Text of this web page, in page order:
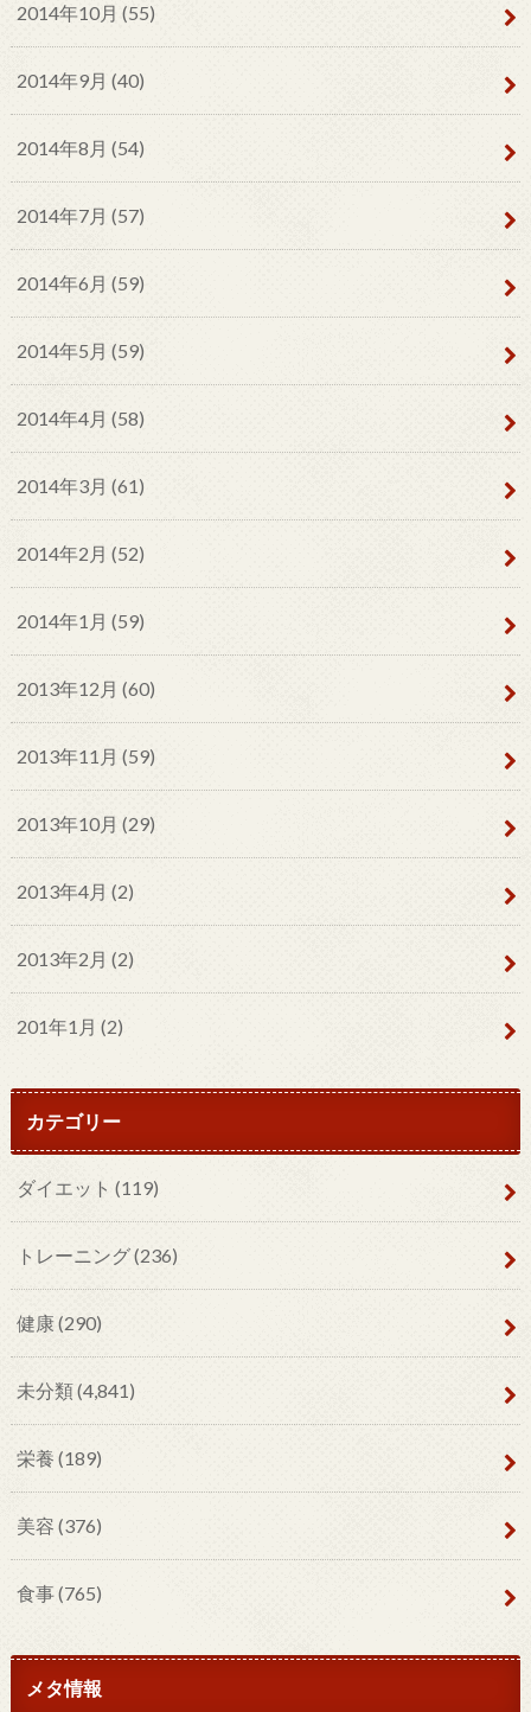
2014年10月 (55)
2014年9月 (40)
2014年8月 (54)
2014年7月 (57)
2014年6月 (59)
2014年5月 (59)
2014年4月 (58)
2014年3月 (61)
2014年2月 (52)
2014年1月 (59)
2013年12月 (60)
2013年11月 (59)
2013年10月 (29)
2013年4月 (2)
2013年2月 (2)
201年1月 (2)
カテゴリー
ダイエット (119)
トレーニング(236)
健康(290)
未分類(4,841)
栄養 (189)
美容 (376)
食事(765)
メタ情報